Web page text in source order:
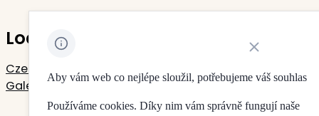
Located in Rudolfinum
Czech Philharmonic
Galerie Rudolfinum
Aby vám web co nejlépe sloužil, potřebujeme váš souhlas
Používáme cookies. Díky nim vám správně fungují naše
Close cookie